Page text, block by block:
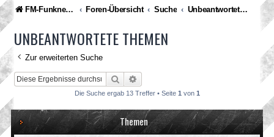
FM-Funknetz Relaisverbund Foren-Übersicht Suche Unbeantwortete Themen
UNBEANTWORTETE THEMEN
Zur erweiterten Suche
Suche
Die Suche ergab 13 Treffer • Seite 1 von 1
Themen